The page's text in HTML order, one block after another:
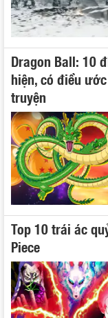
Dragon Ball: 10
hiện, có điều
truyện
Top 10 trái ác
Piece